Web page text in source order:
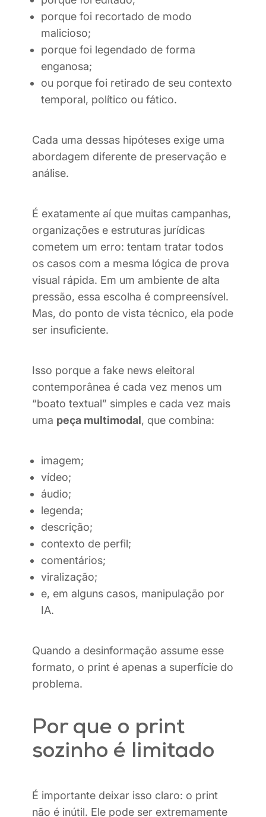
porque foi recortado de modo
malicioso;
porque foi legendado de forma
enganosa;
ou porque foi retirado de seu contexto
temporal, político ou fático.
Cada uma dessas hipóteses exige uma
abordagem diferente de preservação e
análise.
É exatamente aí que muitas campanhas,
organizações e estruturas jurídicas
cometem um erro: tentam tratar todos
os casos com a mesma lógica de prova
visual rápida. Em um ambiente de alta
pressão, essa escolha é compreensível.
Mas, do ponto de vista técnico, ela pode
ser insuficiente.
Isso porque a fake news eleitoral
contemporânea é cada vez menos um
“boato textual” simples e cada vez mais
uma peça multimodal, que combina:
imagem;
vídeo;
áudio;
legenda;
descrição;
contexto de perfil;
comentários;
viralização;
e, em alguns casos, manipulação por
IA.
Quando a desinformação assume esse
formato, o print é apenas a superfície do
problema.
Por que o print
sozinho é limitado
É importante deixar isso claro: o print
não é inútil. Ele pode ser extremamente